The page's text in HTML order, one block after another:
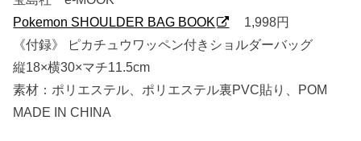
Pokemon SHOULDER BAG BOOK
1,998円
《付録》 ピカチュウワッペン付きショルダーバッグ
縦18×横30×マチ11.5cm
素材：ポリエステル、ポリエステル裏PVC貼り、POM
MADE IN CHINA